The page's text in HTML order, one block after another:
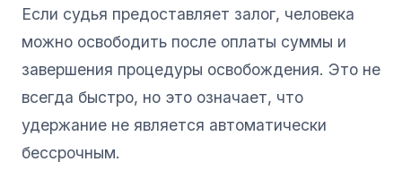
Если судья предоставляет залог, человека
можно освободить после оплаты суммы и
завершения процедуры освобождения. Это не
всегда быстро, но это означает, что
удержание не является автоматически
бессрочным.